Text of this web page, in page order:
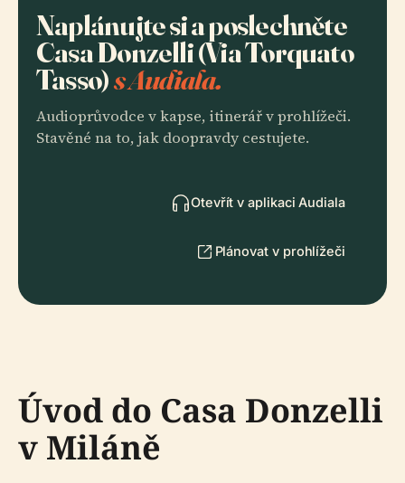
Naplánujte si a poslechněte
Casa Donzelli (Via Torquato
Tasso)s Audiala.
Audioprůvodce v kapse, itinerář v prohlížeči.
Stavěné na to, jak doopravdy cestujete.
Otevřít v aplikaci Audiala
Plánovat v prohlížeči
Úvod do Casa Donzelli
v Miláně